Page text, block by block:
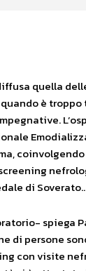
quella
è
di Soverato..
spiega
di persone
con visite